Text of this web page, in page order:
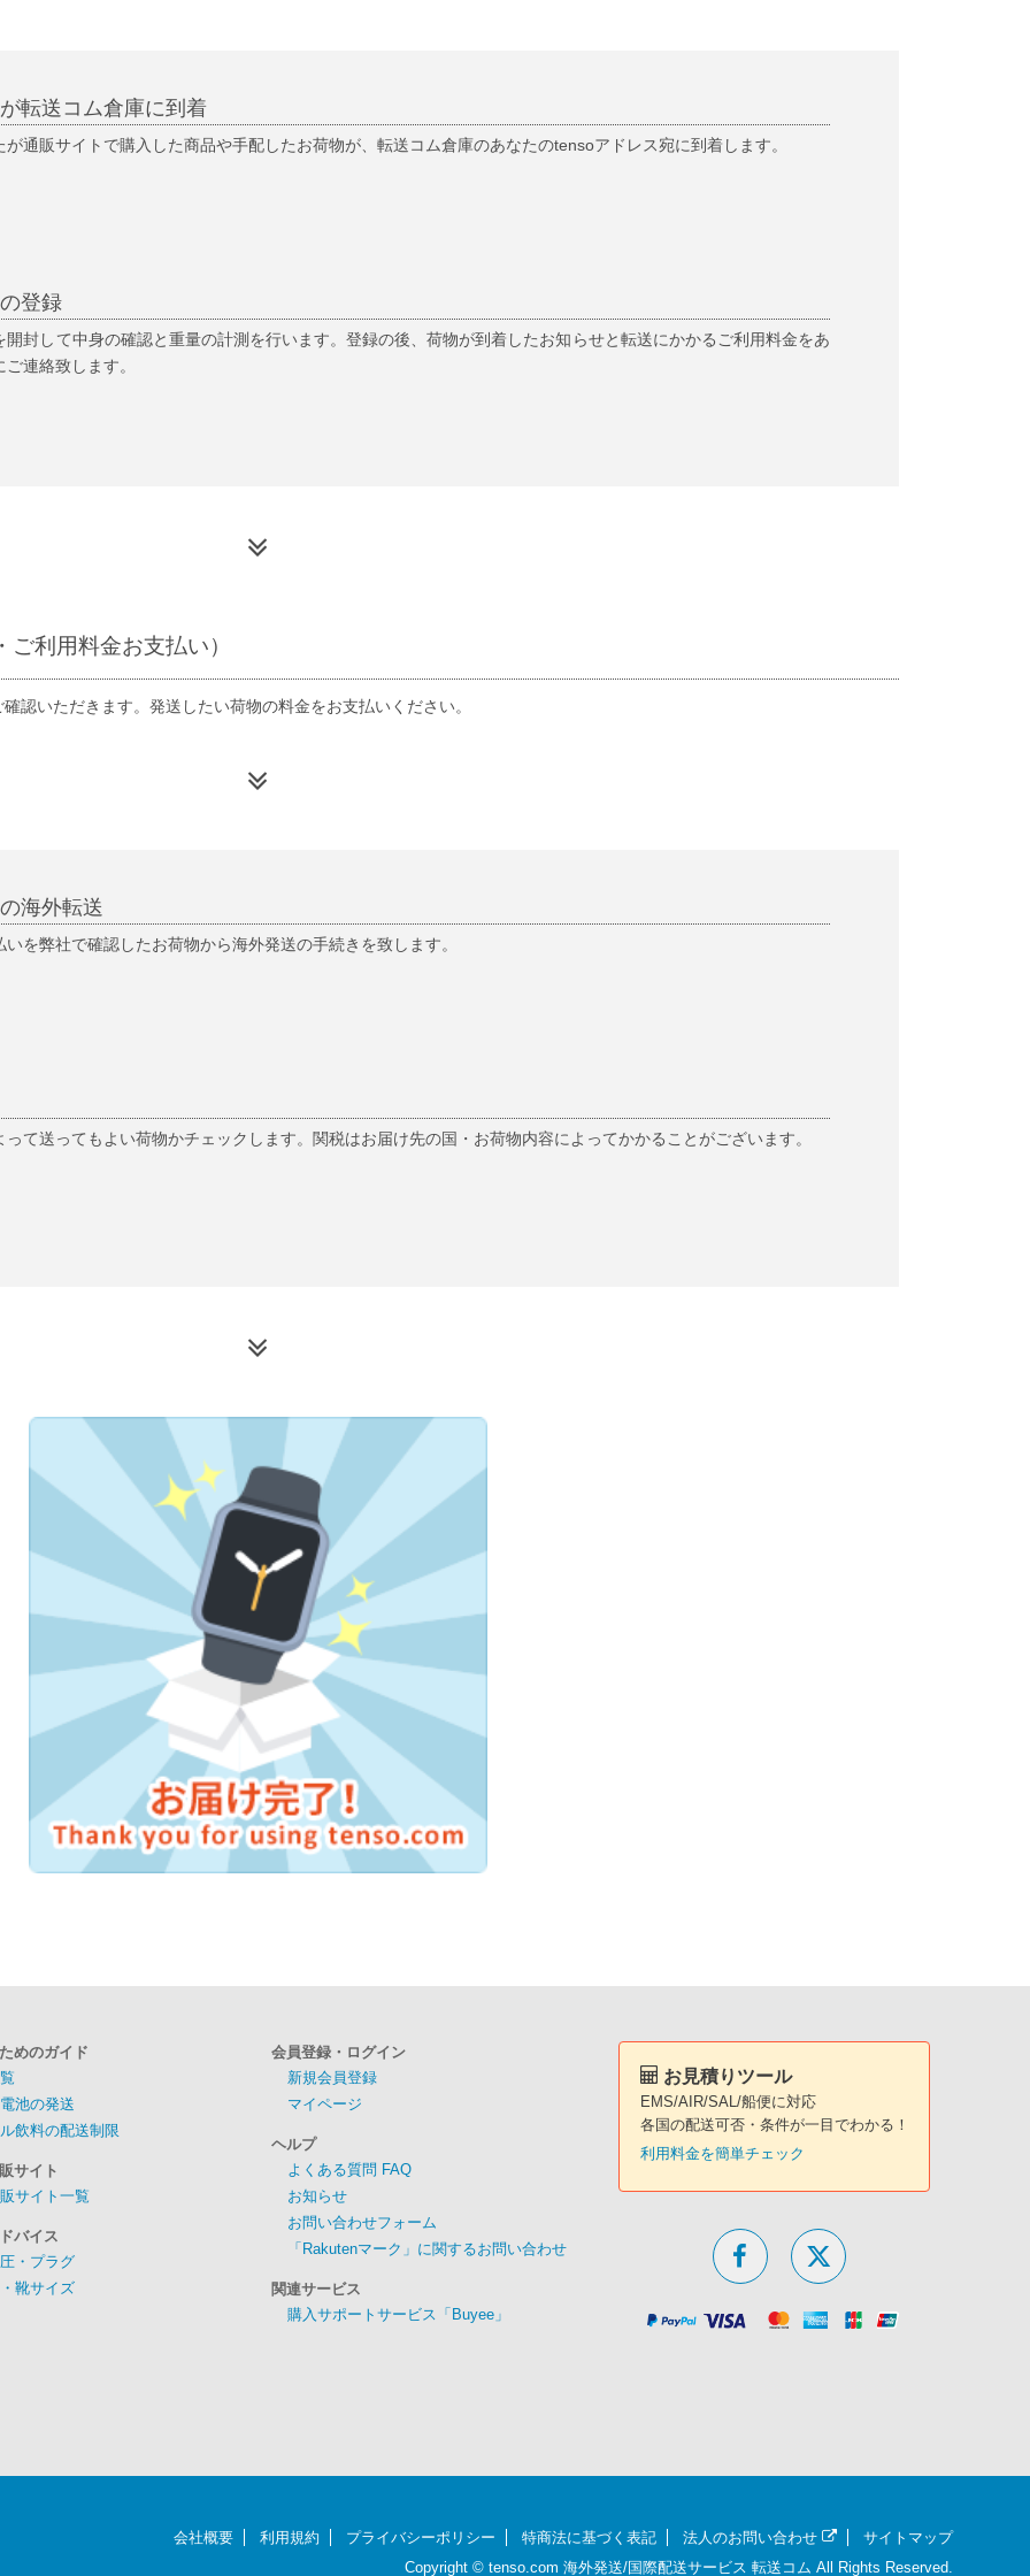
転送コム倉庫に到着
が通販サイトで購入した商品や手配したお荷物が、転送コム倉庫のあなたのtensoアドレス宛に到着します。
登録
開封して中身の確認と重量の計測を行います。登録の後、荷物が到着したお知らせと転送にかかるご利用料金をあ
ご連絡致します。
ご利用料金お支払い）
認いただきます。発送したい荷物の料金をお支払いください。
海外転送
いを弊社で確認したお荷物から海外発送の手続きを致します。
って送ってもよい荷物かチェックします。関税はお届け先の国・お荷物内容によってかかることがございます。
めのガイド
池の発送
飲料の配送制限
サイト
サイト一覧
バイス
・プラグ
靴サイズ
会員登録・ログイン
新規会員登録
マイページ
ヘルプ
よくある質問 FAQ
お知らせ
お問い合わせフォーム
「Rakutenマーク」に関するお問い合わせ
関連サービス
購入サポートサービス「Buyee」
お見積りツール
EMS/AIR/SAL/船便に対応
各国の配送可否・条件が一目でわかる！
利用料金を簡単チェック
会社概要 利用規約 プライバシーポリシー 特商法に基づく表記 法人のお問い合わせ
サイトマップ
Copyright © tenso.com 海外発送/国際配送サービス 転送コム All Rights Reserved.